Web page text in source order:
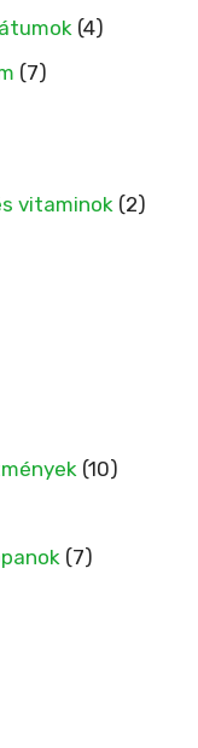
(4)
(7)
vitaminok (2)
(10)
(7)